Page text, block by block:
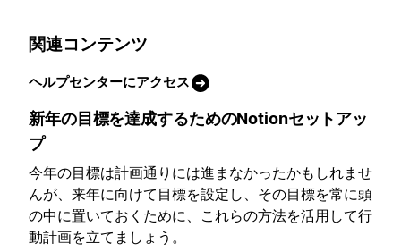
関連コンテンツ
ヘルプセンターにアクセス
新年の目標を達成するためのNotionセットアッ
プ
今年の目標は計画通りには進まなかったかもしれませ
んが、来年に向けて目標を設定し、その目標を常に頭
の中に置いておくために、これらの方法を活用して行
動計画を立てましょう。